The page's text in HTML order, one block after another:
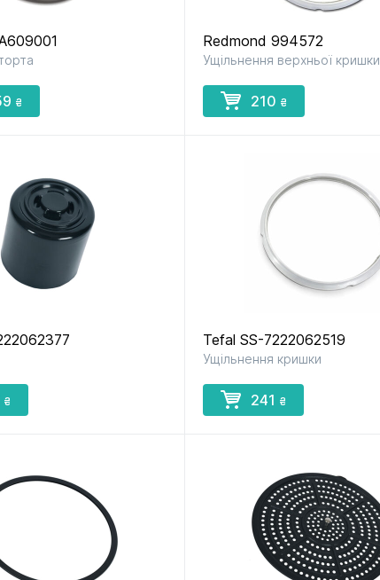
₴
Redmond 994572
Ущільнення верхньої кришки
210 ₴
₴
Tefal SS-7222062519
Ущільнення кришки
241 ₴